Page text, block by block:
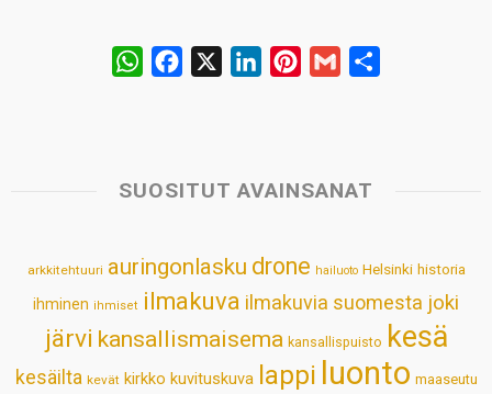
W
s
p
b
k
e
n
e
s
t
l
SUOSITUT AVAINSANAT
arkkitehtuuri auringonlasku drone hailuoto Helsinki historia
ihminen ihmiset ilmakuva ilmakuvia suomesta joki
järvi kansallismaisema kansallispuisto kesä
kesäilta kevät kirkko kuvituskuva lappi luonto maaseutu